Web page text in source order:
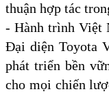
thuận hợp tác
- Hành trình Việt
Đại diện Toyota
phát triển bền
cho mọi chiến